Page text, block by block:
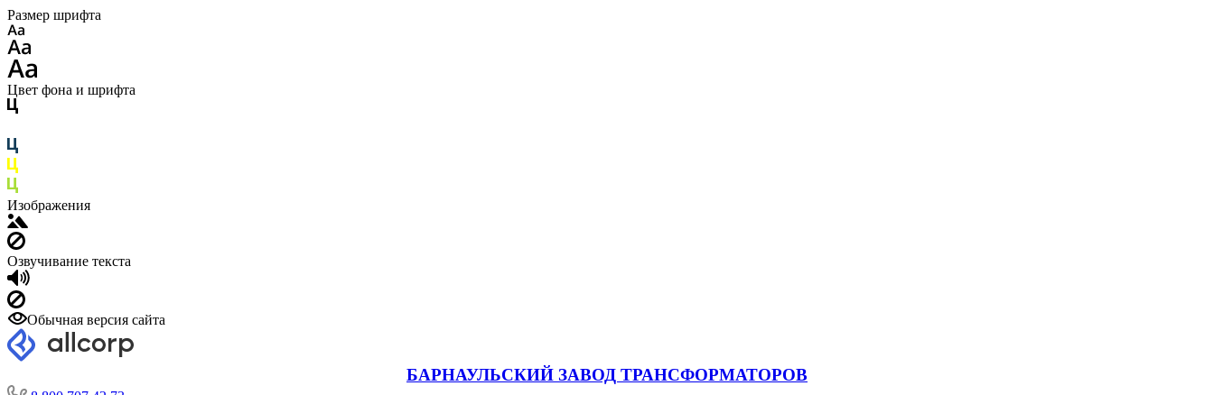
Размер шрифта
Цвет фона и шрифта
Изображения
Озвучивание текста
Обычная версия сайта
БАРНАУЛЬСКИЙ ЗАВОД ТРАНСФОРМАТОРОВ